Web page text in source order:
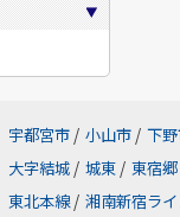
宇都宮市 / 小山市 / 下
大字結城 / 城東 / 東宿郷
東北本線 / 湘南新宿ラ